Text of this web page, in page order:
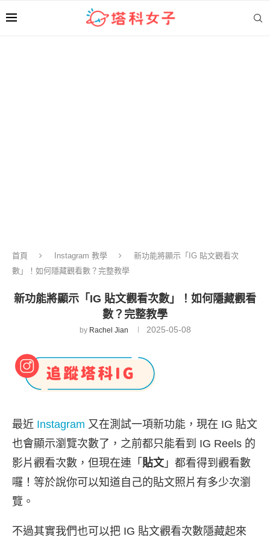
首頁 Instagram 教學
新功能將顯示「IG 貼文觀看次
數」！如何隱藏觀看數？完整教學
新功能將顯示「IG 貼文觀看次數」！如何隱藏觀看
數？完整教學
by Rachel Jian 2025-05-08
最近 Instagram 又在測試一項新功能，現在 IG 貼文
也會顯示瀏覽次數了，之前都只能看到 IG Reels 的
影片觀看次數，但現在連「 貼文」都看得到觀看數
囉！等於說你可以知道自己的貼文照片有多少次瀏
覽。
不過其實我們也可以把 IG 貼文觀看次數隱藏起來